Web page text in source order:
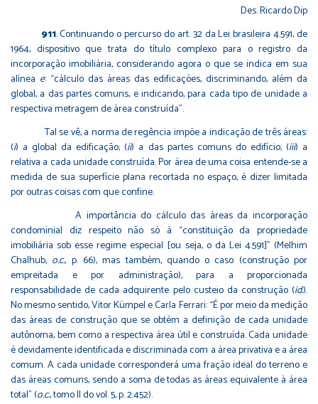
Des. Ricardo Dip
911. Continuando o percurso do art. 32 da Lei brasileira 4.591, de
1964, dispositivo que trata do título complexo para o registro da
incorporação imobiliária, considerando agora o que se indica em sua
alínea e: “cálculo das áreas das edificações, discriminando, além da
global, a das partes comuns, e indicando, para cada tipo de unidade a
respectiva metragem de área construída”.
Tal se vê, a norma de regência impõe a indicação de três áreas:
(i) a global da edificação; (ii) a das partes comuns do edifício; (iii) a
relativa a cada unidade construída. Por área de uma coisa entende-se a
medida de sua superfície plana recortada no espaço, é dizer limitada
por outras coisas com que confine.
A importância do cálculo das áreas da incorporação
condominial diz respeito não só à “constituição da propriedade
imobiliária sob esse regime especial [ou seja, o da Lei 4.591]” (Melhim
Chalhub, o.c., p. 66), mas também, quando o caso (construção por
empreitada e por administração), para a proporcionada
responsabilidade de cada adquirente pelo custeio da construção (id.).
No mesmo sentido, Vitor Kümpel e Carla Ferrari: “É por meio da medição
das áreas de construção que se obtém a definição de cada unidade
autônoma, bem como a respectiva área útil e construída. Cada unidade
é devidamente identificada e discriminada com a área privativa e a área
comum. A cada unidade corresponderá uma fração ideal do terreno e
das áreas comuns, sendo a soma de todas as áreas equivalente à área
total” (o.c., tomo II do vol. 5, p. 2.452).